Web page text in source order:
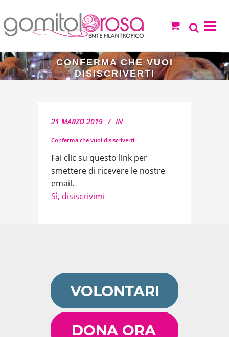
CONFERMA CHE VUOI
DISISCRIVERTI
21 MARZO 2019 IN
Conferma che vuoi disiscriverti
Fai clic su questo link per
smettere di ricevere le nostre
email.
Sì, disiscrivimi